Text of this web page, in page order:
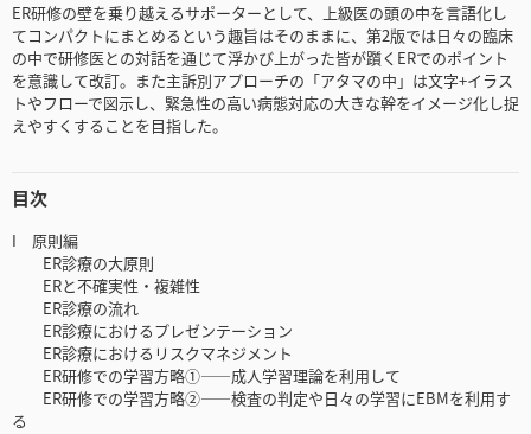
ER研修の壁を乗り越えるサポーターとして、上級医の頭の中を言語化し
てコンパクトにまとめるという趣旨はそのままに、第2版では日々の臨床
の中で研修医との対話を通じて浮かび上がった皆が躓くERでのポイント
を意識して改訂。また主訴別アプローチの「アタマの中」は文字+イラス
トやフローで図示し、緊急性の高い病態対応の大きな幹をイメージ化し捉
えやすくすることを目指した。
目次
I 原則編
ER診療の大原則
ERと不確実性・複雑性
ER診療の流れ
ER診療におけるプレゼンテーション
ER診療におけるリスクマネジメント
ER研修での学習方略①――成人学習理論を利用して
ER研修での学習方略②――検査の判定や日々の学習にEBMを利用す
る